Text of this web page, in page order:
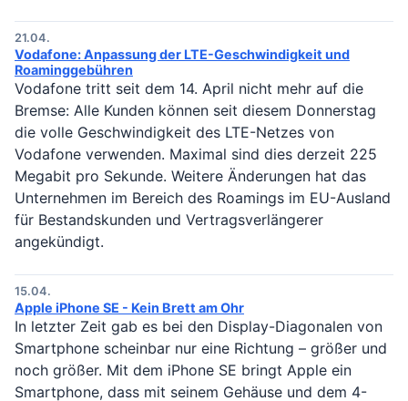
21.04.
Vodafone: Anpassung der LTE-Geschwindigkeit und
Roaminggebühren
Vodafone tritt seit dem 14. April nicht mehr auf die
Bremse: Alle Kunden können seit diesem Donnerstag
die volle Geschwindigkeit des LTE-Netzes von
Vodafone verwenden. Maximal sind dies derzeit 225
Megabit pro Sekunde. Weitere Änderungen hat das
Unternehmen im Bereich des Roamings im EU-Ausland
für Bestandskunden und Vertragsverlängerer
angekündigt.
15.04.
Apple iPhone SE - Kein Brett am Ohr
In letzter Zeit gab es bei den Display-Diagonalen von
Smartphone scheinbar nur eine Richtung – größer und
noch größer. Mit dem iPhone SE bringt Apple ein
Smartphone, dass mit seinem Gehäuse und dem 4-